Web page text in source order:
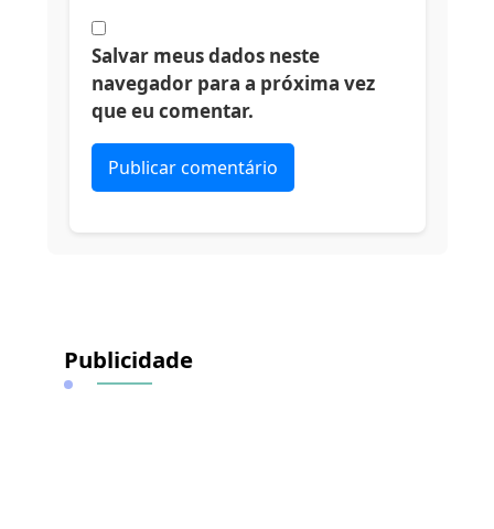
Salvar meus dados neste
navegador para a próxima vez
que eu comentar.
Publicidade